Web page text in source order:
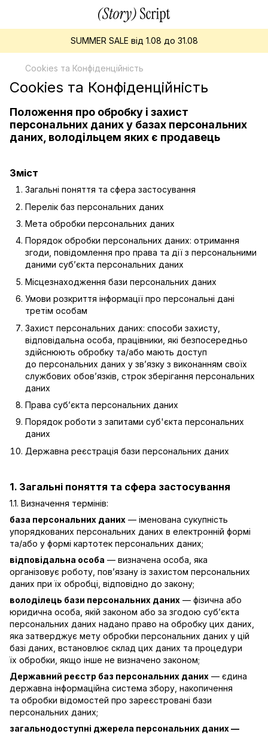
SUMMER SALE від 1.08 до 31.08
Cookies та Конфіденційність
Cookies та Конфіденційність
Положення про обробку і захист
персональних даних у базах персональних
даних, володільцем яких є продавець
Зміст
Загальні поняття та сфера застосування
Перелік баз персональних даних
Мета обробки персональних даних
Порядок обробки персональних даних: отримання
згоди, повідомлення про права та дії з персональними
даними суб’єкта персональних даних
Місцезнаходження бази персональних даних
Умови розкриття інформації про персональні дані
третім особам
Захист персональних даних: способи захисту,
відповідальна особа, працівники, які безпосередньо
здійснюють обробку та/або мають доступ
до персональних даних у зв’язку з виконанням своїх
службових обов’язків, строк зберігання персональних
даних
Права суб’єкта персональних даних
Порядок роботи з запитами суб'єкта персональних
даних
Державна реєстрація бази персональних даних
1. Загальні поняття та сфера застосування
1.1. Визначення термінів:
база персональних даних — іменована сукупність
упорядкованих персональних даних в електронній формі
та/або у формі картотек персональних даних;
відповідальна особа — визначена особа, яка
організовує роботу, пов’язану із захистом персональних
даних при їх обробці, відповідно до закону;
володілець бази персональних даних — фізична або
юридична особа, якій законом або за згодою суб’єкта
персональних даних надано право на обробку цих даних,
яка затверджує мету обробки персональних даних у цій
базі даних, встановлює склад цих даних та процедури
їх обробки, якщо інше не визначено законом;
Державний реєстр баз персональних даних — єдина
державна інформаційна система збору, накопичення
та обробки відомостей про зареєстровані бази
персональних даних;
загальнодоступні джерела персональних даних —